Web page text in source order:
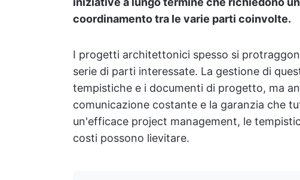
coordinamento tra le varie parti coinvolte.
I progetti architettonici spesso si
serie di parti interessate. La gestione di
tempistiche e i documenti di progetto, ma
comunicazione costante e la garanzia che
un'efficace project management, le
costi possono lievitare.